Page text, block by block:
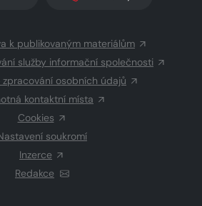
k publikovaným materiálům
služby informační společnosti
osobních údajů
kontaktní místa
Cookies
soukromí
Inzerce
Redakce